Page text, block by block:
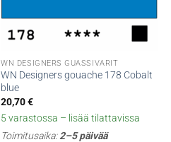
WN DESIGNERS GUASSIVÄRIT
WN Designers gouache 178 Cobalt
blue
20,70€
5 varastossa – lisää tilattavissa
Toimitusaika:2–5 päivää